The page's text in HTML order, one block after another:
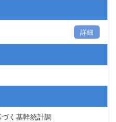
詳細
く基幹統計調